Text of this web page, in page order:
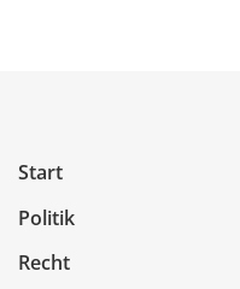
Start
Politik
Recht